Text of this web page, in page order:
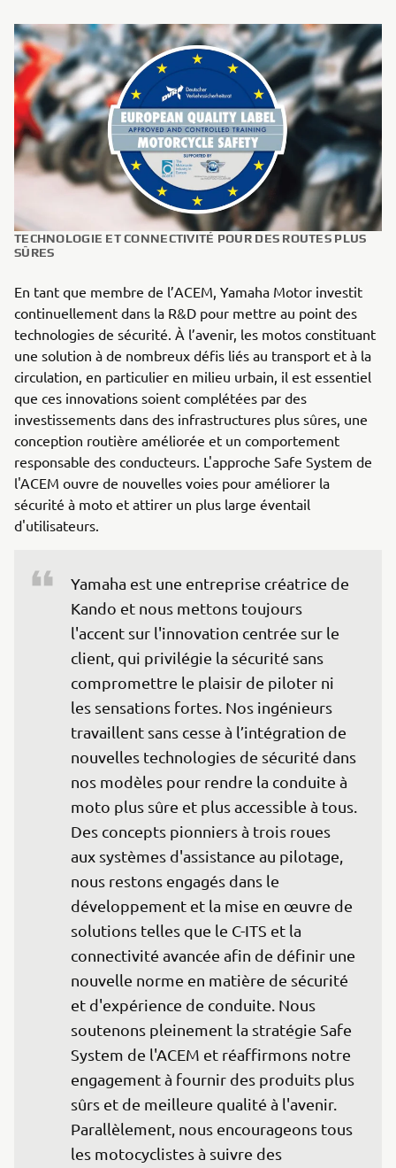
TECHNOLOGIE ET CONNECTIVITÉ POUR DES ROUTES PLUS
SÛRES
En tant que membre de l’ACEM, Yamaha Motor investit
continuellement dans la R&D pour mettre au point des
technologies de sécurité. À l’avenir, les motos constituant
une solution à de nombreux défis liés au transport et à la
circulation, en particulier en milieu urbain, il est essentiel
que ces innovations soient complétées par des
investissements dans des infrastructures plus sûres, une
conception routière améliorée et un comportement
responsable des conducteurs. L'approche Safe System de
l'ACEM ouvre de nouvelles voies pour améliorer la
sécurité à moto et attirer un plus large éventail
d'utilisateurs.
Yamaha est une entreprise créatrice de
Kando et nous mettons toujours
l'accent sur l'innovation centrée sur le
client, qui privilégie la sécurité sans
compromettre le plaisir de piloter ni
les sensations fortes. Nos ingénieurs
travaillent sans cesse à l’intégration de
nouvelles technologies de sécurité dans
nos modèles pour rendre la conduite à
moto plus sûre et plus accessible à tous.
Des concepts pionniers à trois roues
aux systèmes d'assistance au pilotage,
nous restons engagés dans le
développement et la mise en œuvre de
solutions telles que le C-ITS et la
connectivité avancée afin de définir une
nouvelle norme en matière de sécurité
et d'expérience de conduite. Nous
soutenons pleinement la stratégie Safe
System de l'ACEM et réaffirmons notre
engagement à fournir des produits plus
sûrs et de meilleure qualité à l'avenir.
Parallèlement, nous encourageons tous
les motocyclistes à suivre des